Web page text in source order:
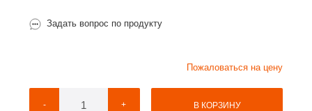
Задать вопрос по продукту
Пожаловаться на цену
- + В КОРЗИНУ